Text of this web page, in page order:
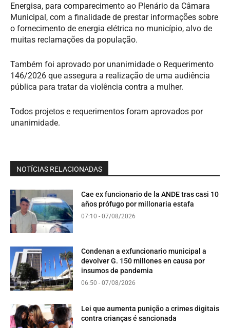
Energisa, para comparecimento ao Plenário da Câmara
Municipal, com a finalidade de prestar informações sobre
o fornecimento de energia elétrica no município, alvo de
muitas reclamações da população.
Também foi aprovado por unanimidade o Requerimento
146/2026 que assegura a realização de uma audiência
pública para tratar da violência contra a mulher.
Todos projetos e requerimentos foram aprovados por
unanimidade.
NOTÍCIAS RELACIONADAS
Cae ex funcionario de la ANDE tras casi 10
años prófugo por millonaria estafa
07:10 - 07/08/2026
Condenan a exfuncionario municipal a
devolver G. 150 millones en causa por
insumos de pandemia
06:50 - 07/08/2026
Lei que aumenta punição a crimes digitais
contra crianças é sancionada